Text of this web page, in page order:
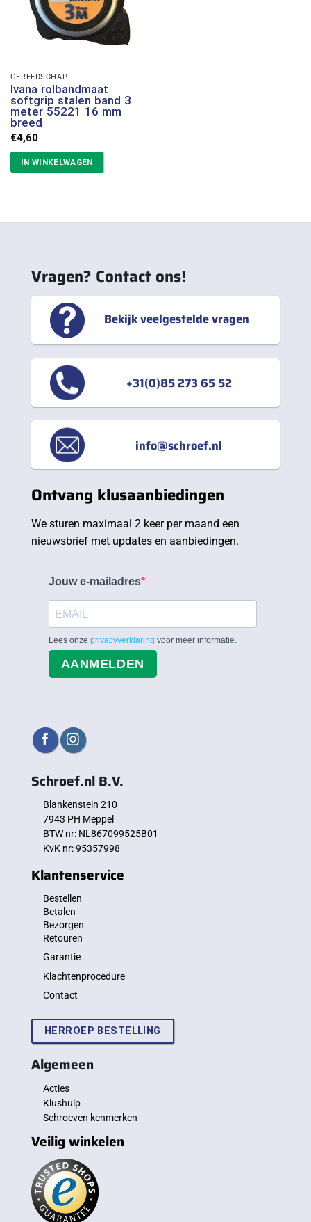
GEREEDSCHAP
Ivana rolbandmaat
softgrip stalen band 3
meter 55221 16 mm
breed
€4,60
IN WINKELWAGEN
Vragen? Contact ons!
Bekijk veelgestelde vragen
+31(0)85 273 65 52
info@schroef.nl
Ontvang klusaanbiedingen
We sturen maximaal 2 keer per maand een
nieuwsbrief met updates en aanbiedingen.
Jouw e-mailadres
Lees onze privacyverklaring voor meer informatie.
AANMELDEN
Schroef.nl B.V.
Blankenstein 210
7943 PH Meppel
BTW nr: NL867099525B01
KvK nr: 95357998
Klantenservice
Bestellen
Betalen
Bezorgen
Retouren
Garantie
Klachtenprocedure
Contact
HERROEP BESTELLING
Algemeen
Acties
Klushulp
Schroeven kenmerken
Veilig winkelen